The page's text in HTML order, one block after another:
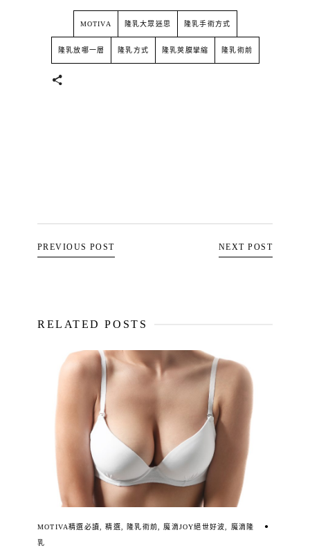
MOTIVA 隆乳大眾迷思 隆乳手術方式
隆乳放哪一層 隆乳方式 隆乳莢膜攣縮 隆乳術前
PREVIOUS POST NEXT POST
RELATED POSTS
MOTIVA精選必讀,精選, 隆乳術前,魔滴JOY絕世好波, 魔滴隆
乳